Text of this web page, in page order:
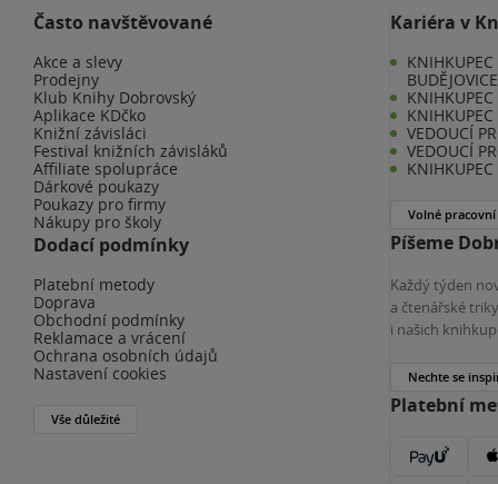
Často navštěvované
Akce a slevy
Prodejny
Klub Knihy Dobrovský
Aplikace KDčko
Knižní závisláci
Festival knižních závisláků
Affiliate spolupráce
Dárkové poukazy
Poukazy pro firmy
Nákupy pro školy
Dodací podmínky
Platební metody
Doprava
Obchodní podmínky
Reklamace a vrácení
Ochrana osobních údajů
Nastavení cookies
Vše důležité
Kariéra v
KNIHKUPEC
BUDĚJOVICE
KNIHKUPEC
VEDOUCÍ
VEDOUCÍ
Volné pracovní
Píšeme
Každý týden
a čtenářské
i našich
Nechte se
Platební